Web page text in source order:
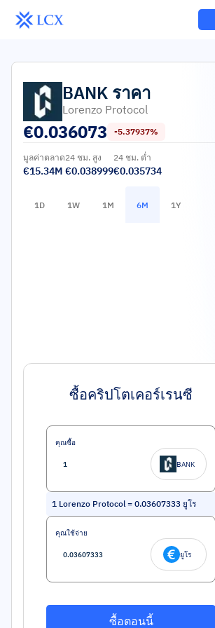
BANK ราคา
Lorenzo Protocol
€0.036073 -5.37937%
มูลค่าตลาด
€15.34M
24 ชม. สูง
€0.038999
24 ชม. ต่ำ
€0.035734
1D 1W 1M 6M 1Y
ซื้อคริปโตเคอร์เรนซี
คุณซื้อ
BANK
1 Lorenzo Protocol= 0.03607333 ยูโร
คุณใช้จ่าย
ยูโร
ซื้อตอนนี้